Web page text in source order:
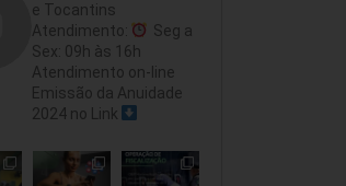
e Tocantins
Atendimento:
Seg a
Sex: 09h às 16h
Atendimento on-line
Emissão da Anuidade
2024 no Link